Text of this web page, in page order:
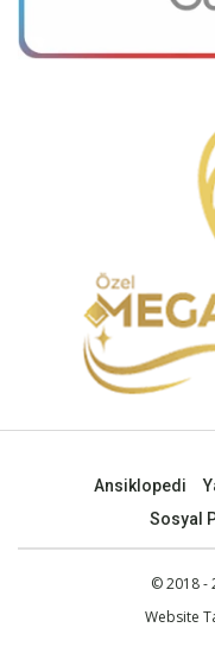
Ansiklopedi
Sosyal
© 2018 -
Website